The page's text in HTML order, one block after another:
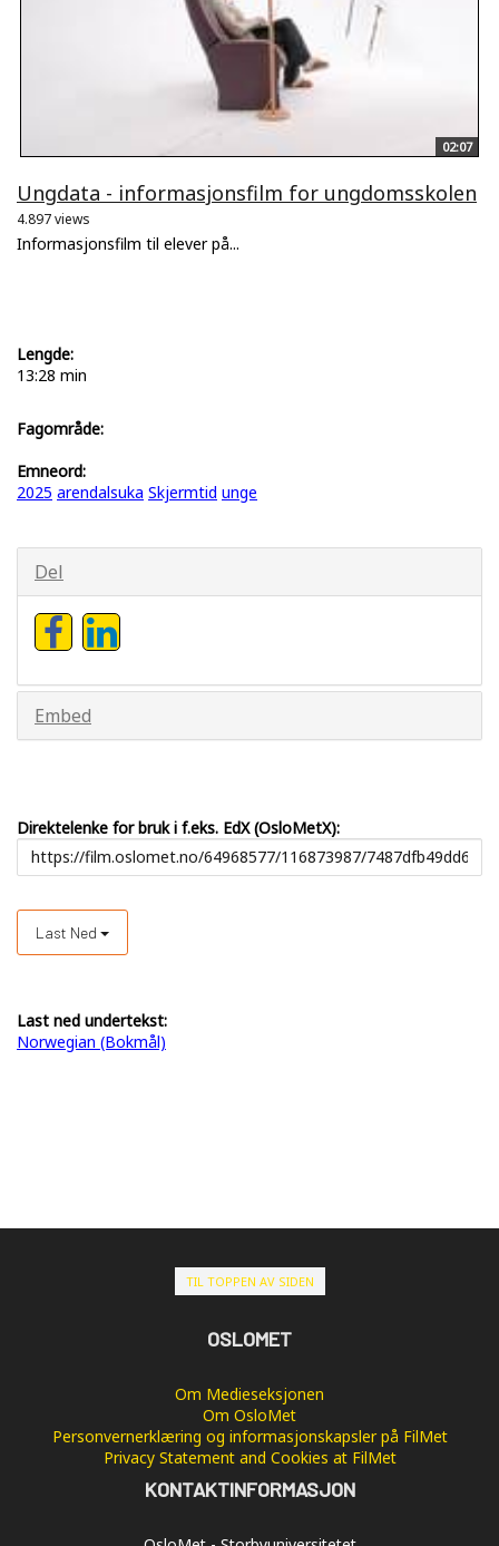
02:07
Ungdata - informasjonsfilm for ungdomsskolen
4.897 views
Informasjonsfilm til elever på...
Lengde:
13:28 min
Fagområde:
Emneord:
2025 arendalsuka Skjermtid unge
Del
Embed
Direktelenke for bruk i f.eks. EdX (OsloMetX):
Last Ned
Last ned undertekst:
Norwegian (Bokmål)
TIL TOPPEN AV SIDEN
OSLOMET
Om Medieseksjonen
Om OsloMet
Personvernerklæring og informasjonskapsler på FilMet
Privacy Statement and Cookies at FilMet
KONTAKTINFORMASJON